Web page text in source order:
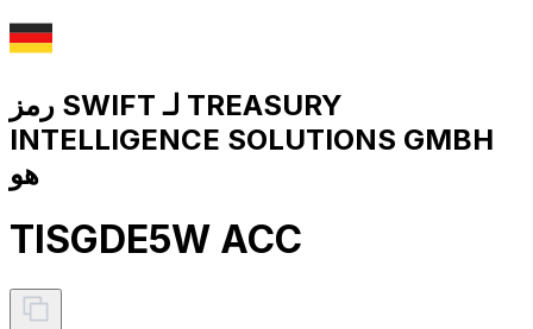
رمز SWIFT لـ TREASURY
INTELLIGENCE SOLUTIONS GMBH
هو
TISGDE5W ACC